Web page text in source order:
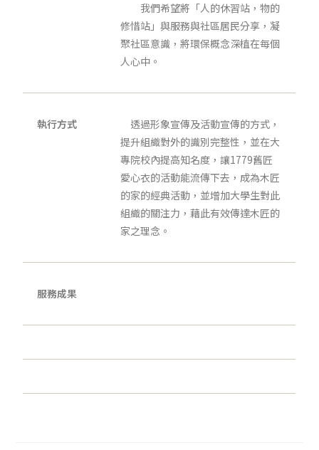
我們希望將「人的休習站，物的
修惜站」與服務與社區居民分享，凝
聚社區意識，將環保概念深植在每個
人心中。
執行方式
透過形象宣傳及活動宣傳的方式，
提升組織對外的識別完整性，並在大
專院校內提高知名度，讓1779舊匠
愛心衣的活動能流傳下去，成為木匠
的家的經典活動，並增加大學生對此
組織的關注力，藉此有效傳達木匠的
家之理念。
服務成果